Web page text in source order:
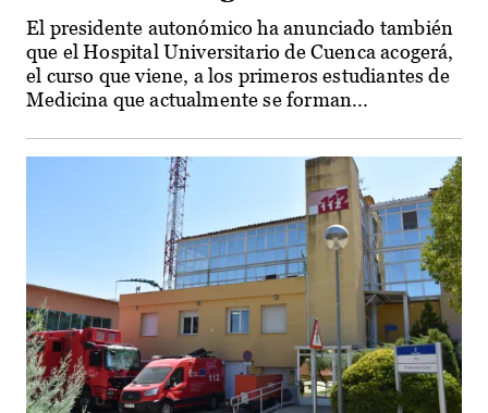
El presidente autonómico ha anunciado también
que el Hospital Universitario de Cuenca acogerá,
el curso que viene, a los primeros estudiantes de
Medicina que actualmente se forman...